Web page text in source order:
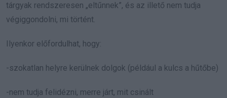
tárgyak rendszeresen „eltűnnek”, és az illető nem tudja
végiggondolni, mi történt.
Ilyenkor előfordulhat, hogy:
-szokatlan helyre kerülnek dolgok (például a kulcs a hűtőbe)
-nem tudja felidézni, merre járt, mit csinált